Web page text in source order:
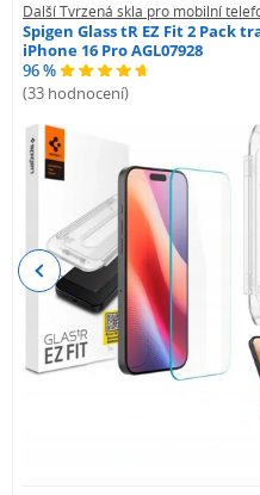
Další Tvrzená skla pro mobilní
Spigen Glass tR EZ Fit 2 Pack
iPhone 16 Pro AGL07928
96 %
(33 hodnocení)
Previous